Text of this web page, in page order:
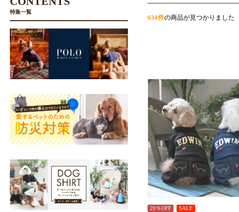
634件の商品が見つかりました
20％OFF SALE
特集一覧